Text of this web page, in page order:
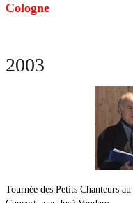
Cologne
2003
Tournée des Petits Chanteurs au